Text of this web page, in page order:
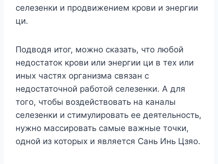
селезенки и продвижением крови и энергии
ци.
Подводя итог, можно сказать, что любой
недостаток крови или энергии ци в тех или
иных частях организма связан с
недостаточной работой селезенки. А для
того, чтобы воздействовать на каналы
селезенки и стимулировать ее деятельность,
нужно массировать самые важные точки,
одной из которых и является Сань Инь Цзяо.